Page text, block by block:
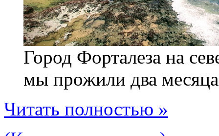
Город Форталеза на
мы прожили два
Читать полностью »